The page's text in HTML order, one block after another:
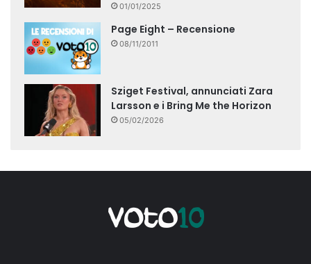
01/01/2025
Page Eight – Recensione
08/11/2011
Sziget Festival, annunciati Zara
Larsson e i Bring Me the Horizon
05/02/2026